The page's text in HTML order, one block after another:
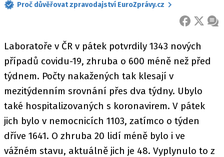
Proč důvěřovat zpravodajství EuroZprávy.cz
FACEBOOK
X
Laboratoře v ČR v pátek potvrdily 1343 nových
případů covidu-19, zhruba o 600 méně než před
týdnem. Počty nakažených tak klesají v
mezitýdenním srovnání přes dva týdny. Ubylo
také hospitalizovaných s koronavirem. V pátek
jich bylo v nemocnicích 1103, zatímco o týden
dříve 1641. O zhruba 20 lidí méně bylo i ve
vážném stavu, aktuálně jich je 48. Vyplynulo to z